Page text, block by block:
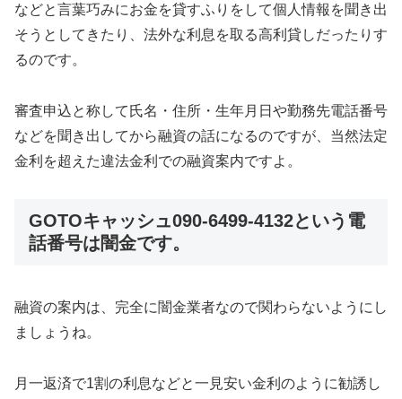
などと言葉巧みにお金を貸すふりをして個人情報を聞き出
そうとしてきたり、法外な利息を取る高利貸しだったりす
るのです。
審査申込と称して氏名・住所・生年月日や勤務先電話番号
などを聞き出してから融資の話になるのですが、当然法定
金利を超えた違法金利での融資案内ですよ。
GOTOキャッシュ090-6499-4132という電
話番号は闇金です。
融資の案内は、完全に闇金業者なので関わらないようにし
ましょうね。
月一返済で1割の利息などと一見安い金利のように勧誘し